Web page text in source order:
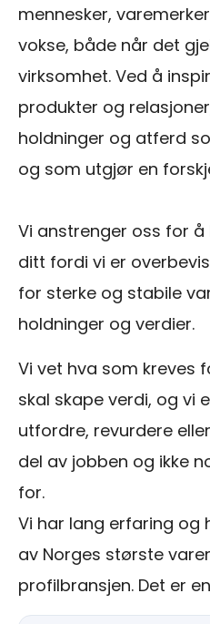
mennesker,
vokse, både når det
virksomhet. Ved å
produkter og
holdninger og atferd
og som utgjør en
Vi anstrenger oss for
ditt fordi vi er
for sterke og stabile
holdninger og verdier.
Vi vet hva som kreves
skal skape verdi, og vi
utfordre, revurdere
del av jobben og ikke
for.
Vi har lang erfaring og
av Norges største
profilbransjen. Det er